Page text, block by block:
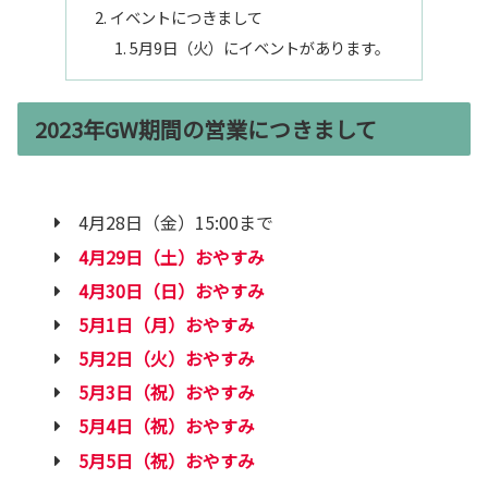
イベントにつきまして
5月9日（火）にイベントがあります。
2023年GW期間の営業につきまして
4月28日（金）15:00まで
4月29日（土）おやすみ
4月30日（日）おやすみ
5月1日（月）おやすみ
5月2日（火）おやすみ
5月3日（祝）おやすみ
5月4日（祝）おやすみ
5月5日（祝）おやすみ